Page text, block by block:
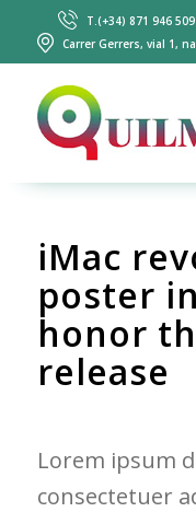
T.(+34) 871 946 509
Carrer Gerrers, vial 1,
iMac
poster
honor
release
Lorem ipsum
consectetuer